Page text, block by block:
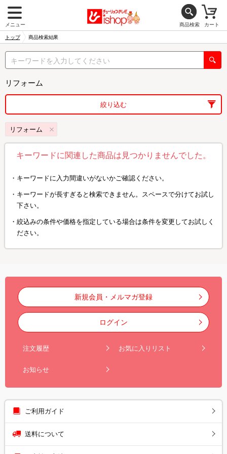
メニュー 商品検索 カート
トップ 商品検索結果
リフォーム
絞り込む
リフォーム
キーワードに関連した商品は見つかりませんでした。
キーワードに入力間違いがないかご確認ください。
キーワードが長すぎると検索できません。スペースで分けてお試し
下さい。
絞込みの条件や価格を指定している場合は条件を変更してお試しく
ださい。
新規会員・メルマガ登録
ログイン
注文履歴 お気に入りリスト
お知らせ
ご利用ガイド
送料について